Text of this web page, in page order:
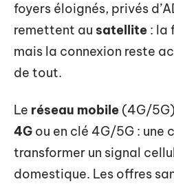
foyers éloignés, privés
remettent au satellite : la
mais la connexion reste
de tout.
Le réseau mobile (4G/
4G ou en clé 4G/5G : une
transformer un signal
domestique. Les offres